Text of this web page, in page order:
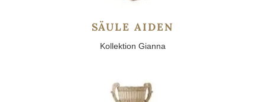
SÄULE AIDEN
Kollektion Gianna